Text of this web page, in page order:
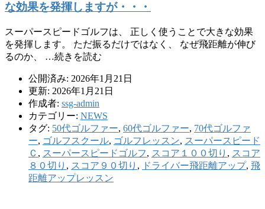
な効果を発揮しますが・・・
スーパースピードゴルフは、 正しく使うことで大きな効果
を発揮します。 ただ振るだけではなく、 なぜ飛距離が伸び
るのか、 …続きを読む
公開済み: 2026年1月21日
更新: 2026年1月21日
作成者: ssg-admin
カテゴリー: NEWS
タグ: 50代ゴルファー, 60代ゴルファー, 70代ゴルファ
ー, ゴルフスクール, ゴルフレッスン, スーパースピード
Ｃ , スーパースピードゴルフ, スコア１００切り , スコア
８０切り , スコア９０切り , ドライバー飛距離アップ, 飛
距離アップレッスン